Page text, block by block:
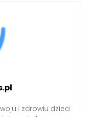
i zdrowiu dzieci